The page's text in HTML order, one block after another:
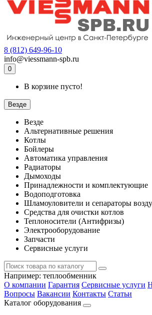
8 (812) 649-96-10
info@viessmann-spb.ru
0
В корзине пусто!
Везде
Везде
Альтернативные решения
Котлы
Бойлеры
Автоматика управления
Радиаторы
Дымоходы
Принадлежности и комплектующие
Водоподготовка
Шламоуловители и сепараторы
Средства для очистки котлов
Теплоносители (Антифризы)
Электрооборудование
Запчасти
Сервисные услуги
Например: теплообменник
О компании Гарантия Сервисные услуги
Вопросы Вакансии Контакты Статьи
Каталог оборудования